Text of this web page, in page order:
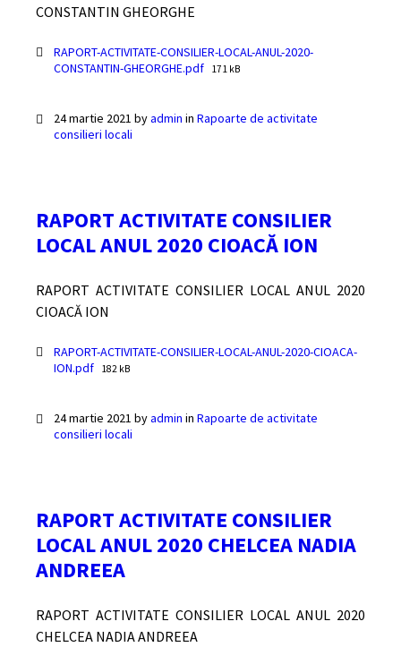
CONSTANTIN GHEORGHE
Documente
RAPORT-ACTIVITATE-CONSILIER-LOCAL-ANUL-2020-
CONSTANTIN-GHEORGHE.pdf File
171 kB
24 martie 2021 byadmin in Rapoarte de activitate
consilieri locali
RAPORT ACTIVITATE CONSILIER
LOCAL ANUL 2020 CIOACĂ ION
RAPORT ACTIVITATE CONSILIER LOCAL ANUL 2020
CIOACĂ ION
Documente
RAPORT-ACTIVITATE-CONSILIER-LOCAL-ANUL-2020-CIOACA-
ION.pdf File
182 kB
24 martie 2021 byadmin in Rapoarte de activitate
consilieri locali
RAPORT ACTIVITATE CONSILIER
LOCAL ANUL 2020 CHELCEA NADIA
ANDREEA
RAPORT ACTIVITATE CONSILIER LOCAL ANUL 2020
CHELCEA NADIA ANDREEA